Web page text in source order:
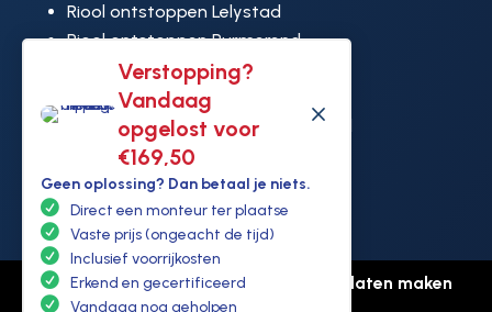
Verstopping?
Vandaag
opgelost voor
€169,50
M
Geen oplossing? Dan betaal je niets.
Direct een monteur ter plaatse
Vaste prijs (ongeacht de tijd)
Inclusief voorrijkosten
Erkend en gecertificeerd
Vandaag nog geholpen
Riool ontstoppen Lelystad
Riool ontstoppen Purmerend
Riool ontstoppen Ridderkerk
Riool ontstoppen Rijswijk
Riool ontstoppen Hoek van Holland
© Copyright Ontstoppen.nl |
Website laten maken